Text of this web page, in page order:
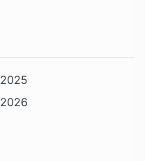
2025
2026